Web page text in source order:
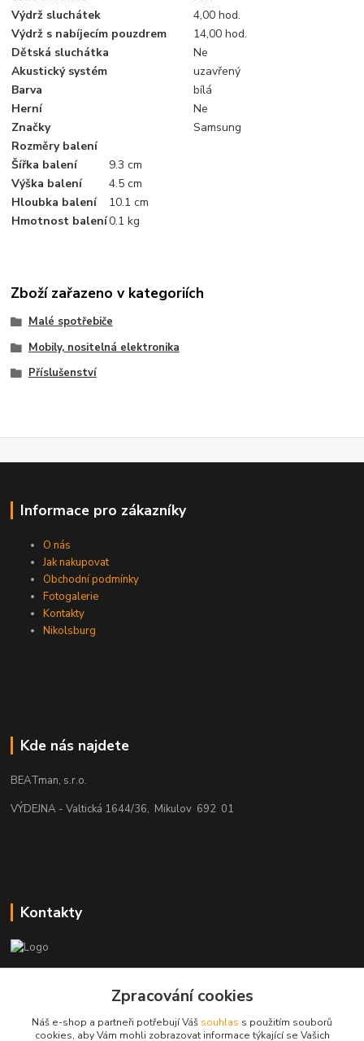
Výdrž sluchátek
4,00 hod.
Výdrž s nabíjecím pouzdrem
14,00 hod.
Dětská sluchátka
Ne
Akustický systém
uzavřený
Barva
bílá
Herní
Ne
Značky
Samsung
Rozměry balení
Šířka balení
9.3 cm
Výška balení
4.5 cm
Hloubka balení
10.1 cm
Hmotnost balení0.1 kg
Zboží zařazeno v kategoriích
Malé spotřebiče
Mobily, nositelná elektronika
Příslušenství
Informace pro zákazníky
O nás
Jak nakupovat
Obchodní podmínky
Fotogalerie
Kontakty
Nikolsburg
Kde nás najdete
BEATman, s.r.o.
VÝDEJNA - Valtická 1644/36, Mikulov 692 01
Kontakty
Zpracování cookies
Náš e-shop a partneři potřebují Váš souhlas s použitím souborů
cookies, aby Vám mohli zobrazovat informace týkající se Vašich